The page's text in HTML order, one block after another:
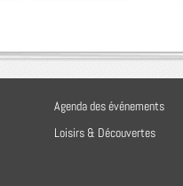
Agenda des événements
Loisirs & Découvertes